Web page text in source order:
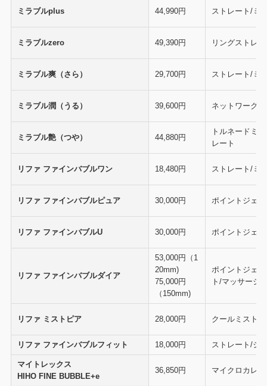
ミラブルplus 44,990円 ストレート/ミ
ミラブルzero 49,390円 リングストレ
ミラブル爽（さら） 29,700円 ストレート/ミ
ミラブル潤（うる） 39,600円 ネットワーク
ミラブル艶（つや） 44,880円
トルネードミ
レート
リファ ファインバブルワン 18,480円 ストレート/ミ
リファ ファインバブルピュア 30,000円 ポイントジェ
リファ ファインバブルU 30,000円 ポイントジェ
リファ ファインバブルダイア
53,000円（1
20mm)
75,000円
（150mm)
ポイントジェ
ト/マッサージ
リファ ミストピア 28,000円 クールミスト/
リファ ファインバブルフィット 18,000円 ストレート/ジ
マイトレックス
HIHO FINE BUBBLE+e
36,850円 マイクロカレ